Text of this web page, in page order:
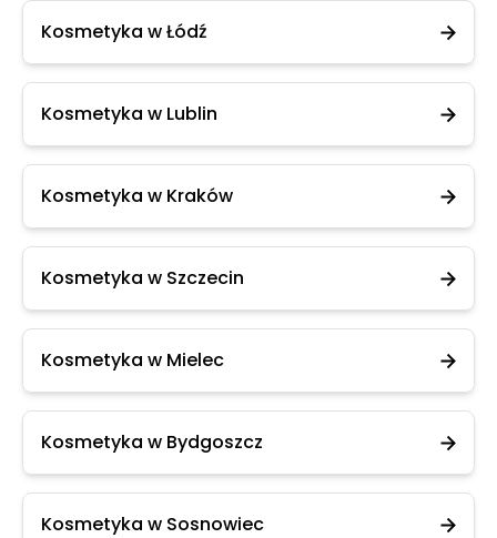
Kosmetyka w Łódź
Kosmetyka w Lublin
Kosmetyka w Kraków
Kosmetyka w Szczecin
Kosmetyka w Mielec
Kosmetyka w Bydgoszcz
Kosmetyka w Sosnowiec